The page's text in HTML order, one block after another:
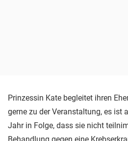
Prinzessin Kate begleitet ihren
gerne zu der Veranstaltung, es ist
Jahr in Folge, dass sie nicht